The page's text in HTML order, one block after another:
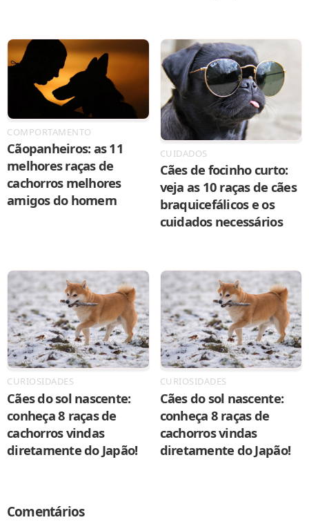
COMPORTAMENTO
Cãopanheiros: as 11
melhores raças de
cachorros melhores
amigos do homem
CUIDADOS
Cães de focinho curto:
veja as 10 raças de cães
braquicefálicos e os
cuidados necessários
CURIOSIDADES
Cães do sol nascente:
conheça 8 raças de
cachorros vindas
diretamente do Japão!
CURIOSIDADES
Cães do sol nascente:
conheça 8 raças de
cachorros vindas
diretamente do Japão!
Comentários